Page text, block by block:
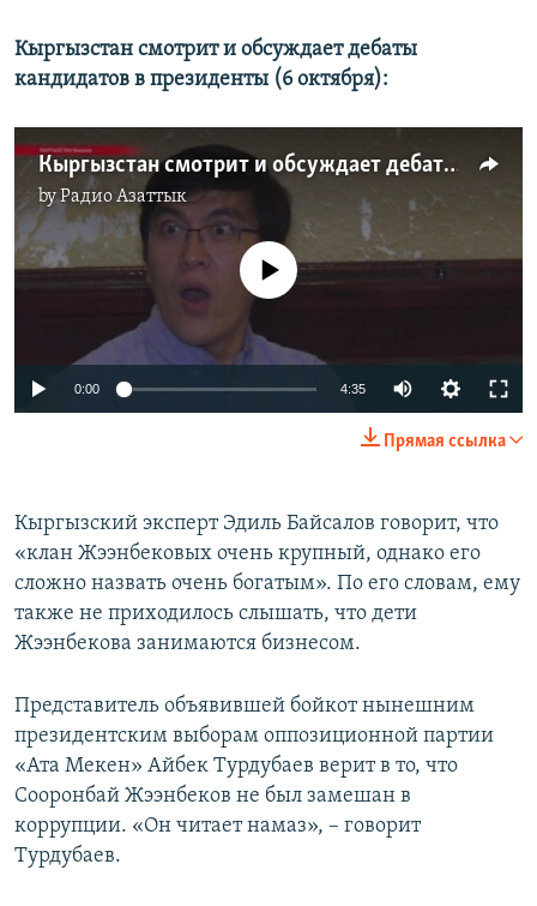
Кыргызстан смотрит и обсуждает дебаты
кандидатов в президенты (6 октября):
Кыргызстан смотрит и обсуждает дебаты кандидатов в президенты
byРадио Азаттык
No media source currently available
0:00 4:35
Прямая ссылка
Кыргызский эксперт Эдиль Байсалов говорит, что
«клан Жээнбековых очень крупный, однако его
сложно назвать очень богатым». По его словам, ему
также не приходилось слышать, что дети
Жээнбекова занимаются бизнесом.
Представитель объявившей бойкот нынешним
президентским выборам оппозиционной партии
«Ата Мекен» Айбек Турдубаев верит в то, что
Сооронбай Жээнбеков не был замешан в
коррупции. «Он читает намаз», – говорит
Турдубаев.